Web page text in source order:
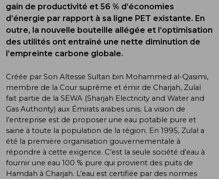
gain de productivité et 56 % d’économies
d’énergie par rapport à sa ligne PET existante. En
outre, la nouvelle bouteille allégée et l’optimisation
des utilités ont entraîné une nette diminution de
l’empreinte carbone globale.
Créée par Son Altesse Sultan bin Mohammed al-Qasimi,
membre de la Cour suprême et émir de Charjah, Zulal
fait partie de la SEWA (Sharjah Electricity and Water and
Gas Authority) aux Émirats arabes unis. La vision de
l’entreprise est de proposer une eau potable pure et
saine à toute la population de la région. En 1995, Zulal a
été la première organisation gouvernementale à
répondre à cette exigence. C’est la seule société d’eau à
fournir une eau 100 % pure qui provient des puits de
Hamdah à Charjah. L’eau est certifiée par des normes